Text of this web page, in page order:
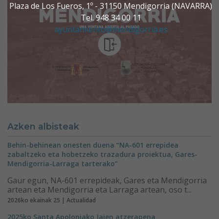
Plaza de Los Fueros, 1º - 31150 Mendigorria (NAVARRA)
Tel. 948 34 00 11
ayuntamiento@mendigorria.es
Azken albisteak
Behin-behinean onesten duena “NA-601 errepidea
zabaltzeko eta hobetzeko trazadura proiektua, Gares-
Mendigorria-Larraga tarterako”
Gaur egun, NA-601 errepideak, Gares eta Mendigorria
artean eta Mendigorria eta Larraga artean, oso t...
2026ko ekainak 25 | Actualidad
2025ko Santa Apoloniako Jaien atzerapena